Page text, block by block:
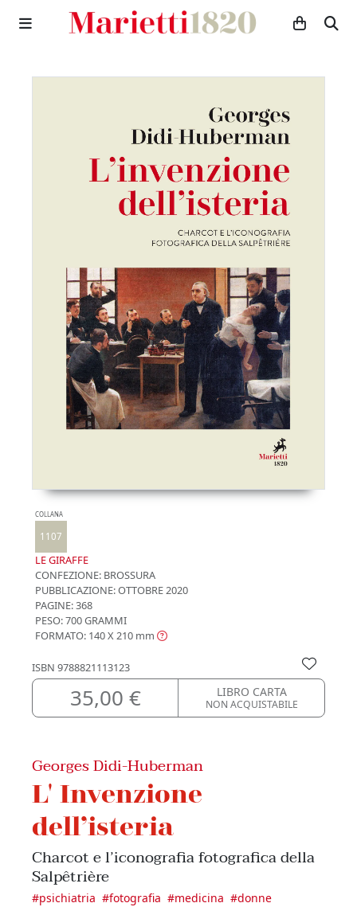
COLLANA
1107
LE GIRAFFE
CONFEZIONE: BROSSURA
PUBBLICAZIONE:OTTOBRE 2020
PAGINE: 368
PESO: 700 GRAMMI
FORMATO: 140 X 210 mm
ISBN 9788821113123
35,00 € LIBRO CARTA
NON ACQUISTABILE
Georges Didi-Huberman
L' Invenzione
dell’isteria
Charcot e l’iconografia fotografica della
Salpêtrière
#psichiatria #fotografia #medicina #donne